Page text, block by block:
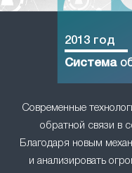
Современные
обратной связи в
Благодаря новым
и анализировать
2013 год
Система